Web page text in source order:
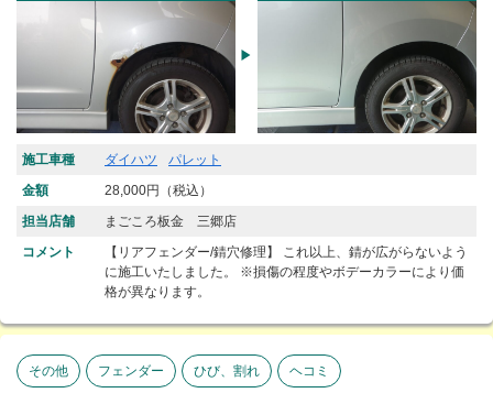
施工車種 ダイハツ
パレット
金額
28,000円（税込）
担当店舗
まごころ板金 三郷店
コメント
【リアフェンダー/錆穴修理】 これ以上、錆が広がらないよう
に施工いたしました。 ※損傷の程度やボデーカラーにより価
格が異なります。
その他 フェンダー ひび、割れ ヘコミ